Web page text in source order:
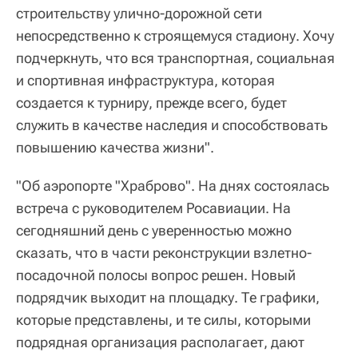
строительству улично-дорожной сети
непосредственно к строящемуся стадиону. Хочу
подчеркнуть, что вся транспортная, социальная
и спортивная инфраструктура, которая
создается к турниру, прежде всего, будет
служить в качестве наследия и способствовать
повышению качества жизни".
"Об аэропорте "Храброво". На днях состоялась
встреча с руководителем Росавиации. На
сегодняшний день с уверенностью можно
сказать, что в части реконструкции взлетно-
посадочной полосы вопрос решен. Новый
подрядчик выходит на площадку. Те графики,
которые представлены, и те силы, которыми
подрядная организация располагает, дают